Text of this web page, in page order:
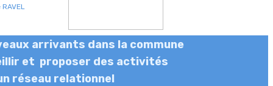
arrivants dans la commune
et proposer des activités
réseau relationnel